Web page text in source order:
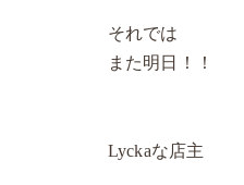
それでは
また明日！！
Lyckaな店主